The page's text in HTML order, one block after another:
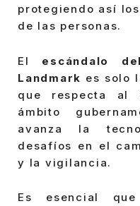
protegiendo así
de las personas.
El escándalo
Landmark es solo
que respecta al
ámbito
avanza la
desafíos en el
y la vigilancia.
Es esencial